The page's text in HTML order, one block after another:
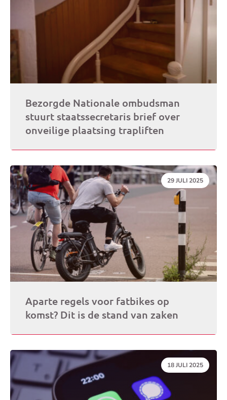
Bezorgde Nationale ombudsman
stuurt staatssecretaris brief over
onveilige plaatsing trapliften
DATUM:
29 JULI 2025
Aparte regels voor fatbikes op
komst? Dit is de stand van zaken
DATUM:
18 JULI 2025